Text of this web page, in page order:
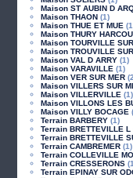
Maison ST AUBIN D
Maison THAON (1)
Maison THUE ET MUE
Maison THURY
Maison TOURVILLE
Maison TROUVILLE
Maison VAL D ARRY (1)
Maison VARAVILLE (1)
Maison VER SUR MER
Maison VILLERS SUR
Maison VILLERVILLE (1)
Maison VILLONS LES
Maison VILLY BOCAGE
Terrain BARBERY (1)
Terrain BRETTEVILLE L
Terrain BRETTEVILLE
Terrain CAMBREMER (1)
Terrain COLLEVILLE
Terrain CRESSERONS
Terrain EPINAY SUR